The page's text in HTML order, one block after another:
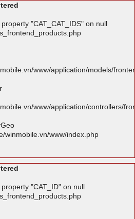
"CAT_CAT_IDS" on null
www/application/models/
www/application/controllers/
winmobile.vn/www/index.php
"CAT_ID" on null